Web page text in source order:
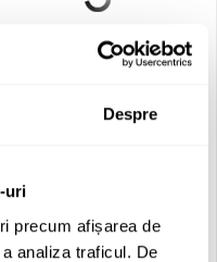
Despre
uri
precum afișarea de
analiza traficul. De
mici
Contactati-ne pentru disponibilitate